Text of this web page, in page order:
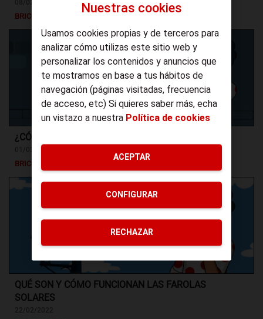
BRICONSEJOS
¿CÓMO CALENTAR UNA CASA SIN CALEFACCIÓN?
BRICONSEJOS
QUÉ SON Y CÓMO FUNCIONAN LAS FAROLAS
SOLARES
Nuestras cookies
Usamos cookies propias y de terceros para
analizar cómo utilizas este sitio web y
personalizar los contenidos y anuncios que
te mostramos en base a tus hábitos de
navegación (páginas visitadas, frecuencia
de acceso, etc) Si quieres saber más, echa
un vistazo a nuestra Política de cookies
RECHAZAR
ACEPTAR
CONFIGURAR